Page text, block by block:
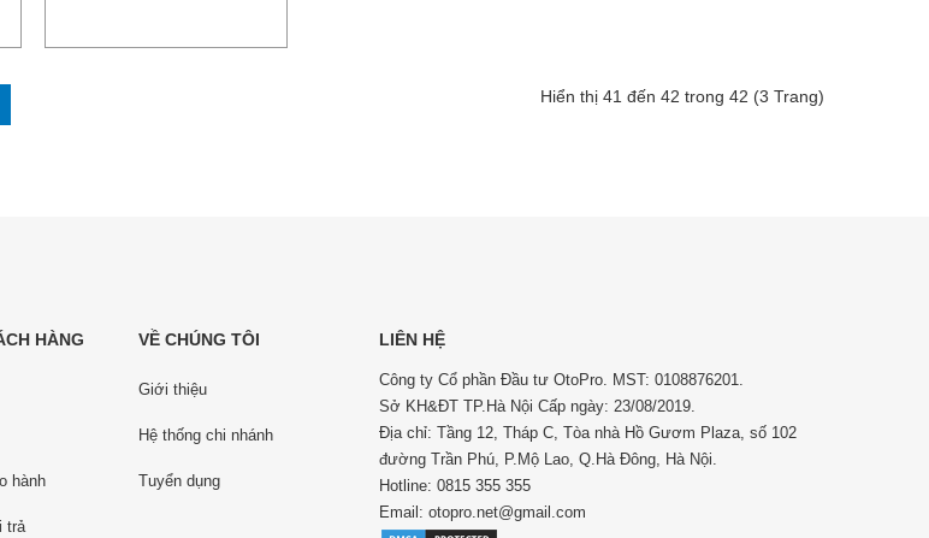
Hiển thị 41 đến 42 trong 42 (3 Trang)
HÀNG
hành
trả
VỀ CHÚNG TÔI
Giới thiệu
Hệ thống chi nhánh
Tuyển dụng
LIÊN HỆ
Công ty Cổ phần Đầu tư OtoPro. MST: 0108876201.
Sở KH&ĐT TP.Hà Nội Cấp ngày: 23/08/2019.
Địa chỉ: Tầng 12, Tháp C, Tòa nhà Hồ Gươm Plaza, số 102
đường Trần Phú, P.Mộ Lao, Q.Hà Đông, Hà Nội.
Hotline: 0815 355 355
Email: otopro.net@gmail.com